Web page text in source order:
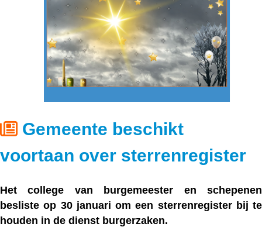
Gemeente beschikt
voortaan over sterrenregister
Het college van burgemeester en schepenen
besliste op 30 januari om een sterrenregister bij te
houden in de dienst burgerzaken.